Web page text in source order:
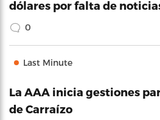
dólares por falta de
0
Last Minute
La AAA inicia gestiones
de Carraízo